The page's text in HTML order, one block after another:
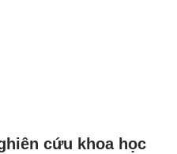
cứu khoa học